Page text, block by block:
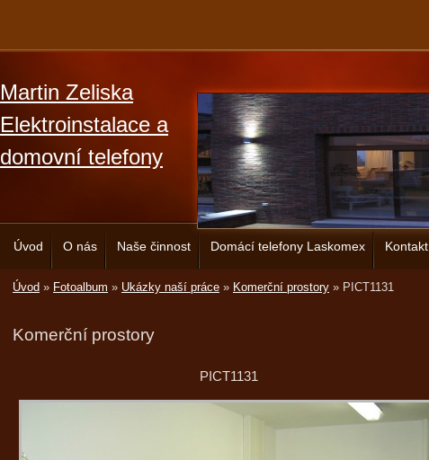
Martin Zeliska
Elektroinstalace a
domovní telefony
Úvod O nás Naše činnost Domácí telefony Laskomex Kontakt
Úvod » Fotoalbum » Ukázky naší práce » Komerční prostory » PICT1131
Komerční prostory
PICT1131